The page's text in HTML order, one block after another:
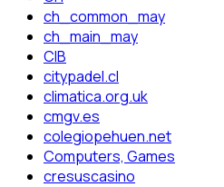
ch_common_may
ch_main_may
CIB
citypadel.cl
climatica.org.uk
cmgv.es
colegiopehuen.net
Computers, Games
cresuscasino